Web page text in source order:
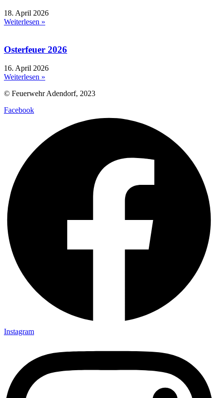
18. April 2026
Weiterlesen »
Osterfeuer 2026
16. April 2026
Weiterlesen »
© Feuerwehr Adendorf, 2023
Facebook
Instagram